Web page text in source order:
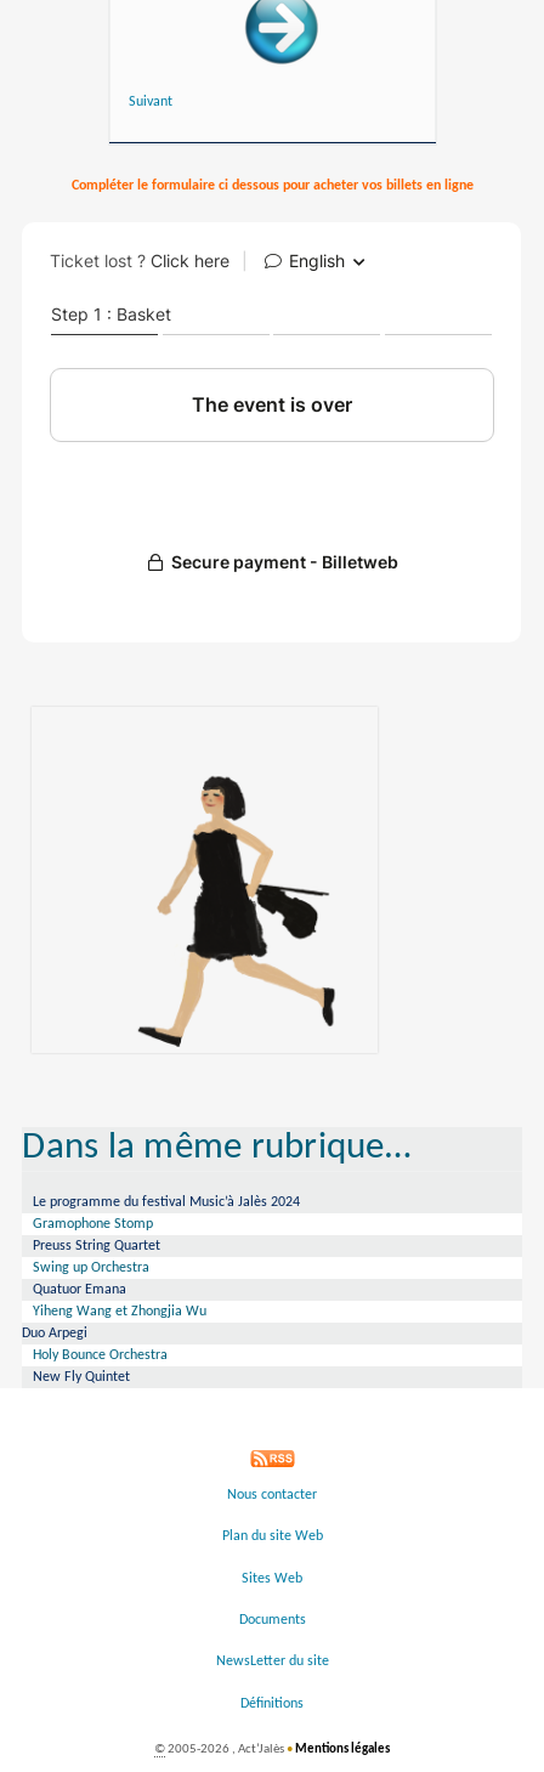
Suivant
Compléter le formulaire ci dessous pour acheter vos billets en ligne
Dans la même rubrique…
Le programme du festival Music’à Jalès 2024
Gramophone Stomp
Preuss String Quartet
Swing up Orchestra
Quatuor Emana
Yiheng Wang et Zhongjia Wu
Duo Arpegi
Holy Bounce Orchestra
New Fly Quintet
Nous contacter
Plan du site Web
Sites Web
Documents
NewsLetter du site
Définitions
©2005-2026 , Act’Jalès• Mentions légales